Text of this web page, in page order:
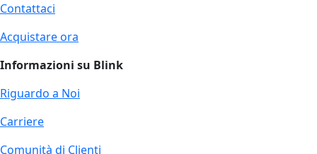
Contattaci
Acquistare ora
Informazioni su Blink
Riguardo a Noi
Carriere
Comunità di Clienti